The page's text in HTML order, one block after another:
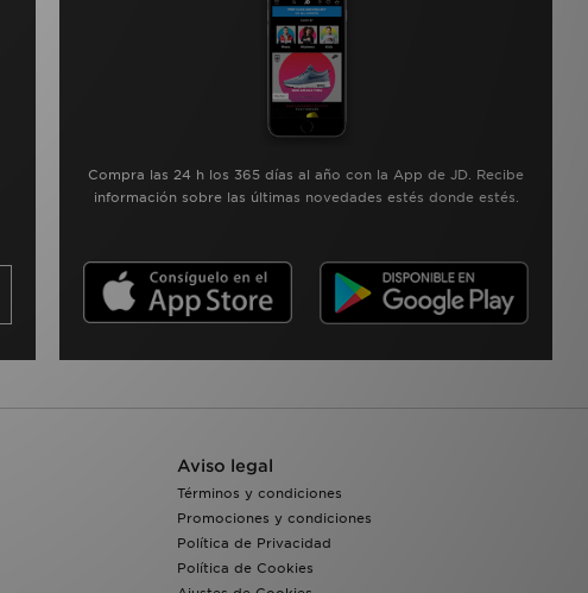
Compra las 24 h los 365 días al año con la App de JD. Recibe
información sobre las últimas novedades estés donde estés.
Aviso legal
Términos y condiciones
Promociones y condiciones
Política de Privacidad
Política de Cookies